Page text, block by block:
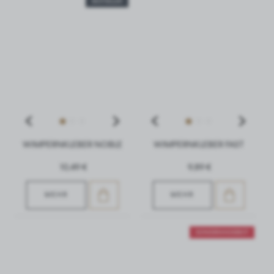
WIMPERNKLEBER NOBLE
10,49 €
WIMPERNKLEBER FAST
9,89 €
Funktionieren der Website verwendet und ermöglichen es
Funktional und personalisiert
Diese Art von Cookies ermöglicht es der Website, sich an die
von Ihnen vorgenommenen Einstellungen zu erinnern und
bestimmte Funktionalitäten oder die dargestellten Inhalte
Dank dieser Cookies können wir Ihnen einen größeren
anpassen. Die Zustimmung zu Funktions- und
Personalisierungs-Cookies garantiert die Verfügbarkeit von